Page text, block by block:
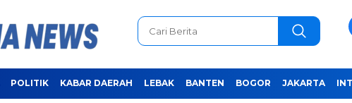
POLITIK KABAR DAERAH LEBAK BANTEN BOGOR JAKARTA